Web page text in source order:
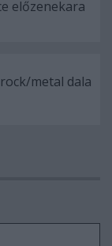
előzenekara
metal dala